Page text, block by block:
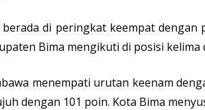
berada di peringkat keempat
Bima mengikuti di posisi kelima
menempati urutan keenam
dengan 101 poin. Kota Bima